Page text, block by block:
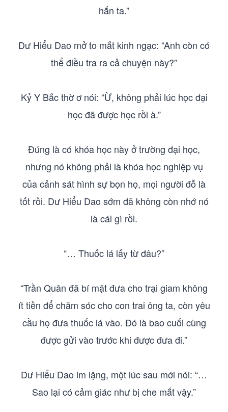
hắn ta.”
Dư Hiểu Dao mở to mắt kinh ngạc: “Anh còn có
thể điều tra ra cả chuyện này?”
Kỷ Y Bắc thờ ơ nói: “Ừ, không phải lúc học đại
học đã được học rồi à.”
Đúng là có khóa học này ở trường đại học,
nhưng nó không phải là khóa học nghiệp vụ
của cảnh sát hình sự bọn họ, mọi người đỗ là
tốt rồi. Dư Hiểu Dao sớm đã không còn nhớ nó
là cái gì rồi.
“… Thuốc lá lấy từ đâu?”
“Trần Quân đã bí mật đưa cho trại giam không
ít tiền để chăm sóc cho con trai ông ta, còn yêu
cầu họ đưa thuốc lá vào. Đó là bao cuối cùng
được gửi vào trước khi được đưa đi.”
Dư Hiểu Dao im lặng, một lúc sau mới nói: “…
Sao lại có cảm giác như bị che mắt vậy.”